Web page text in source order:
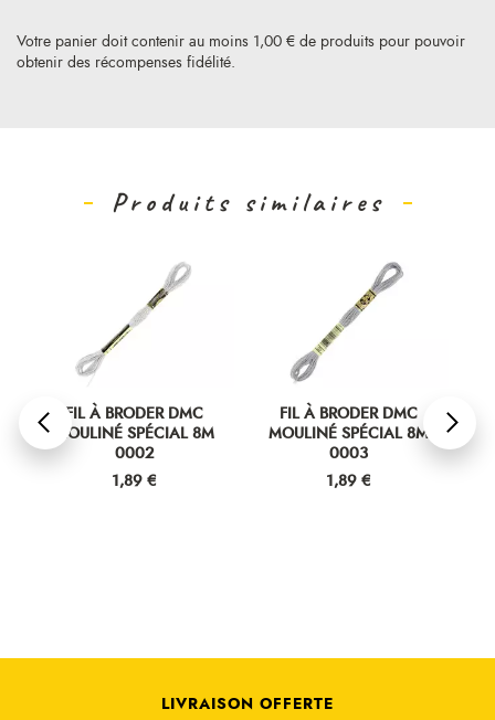
Votre panier doit contenir au moins 1,00 € de produits pour pouvoir
obtenir des récompenses fidélité.
Produits similaires
FIL À BRODER DMC
MOULINÉ SPÉCIAL 8M
0002
Prix
1,89 €
FIL À BRODER DMC
MOULINÉ SPÉCIAL 8M
0003
Prix
1,89 €
LIVRAISON OFFERTE